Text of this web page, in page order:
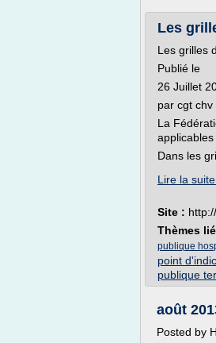
Les
Les grilles
Publié le
26 Juillet
par cgt chv
La
Dans les
Lire la suite
Site :
Thèmes
publique
point
publique
août
Posted by